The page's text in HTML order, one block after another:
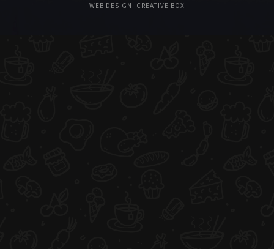
WEB DESIGN: CREATIVE BOX